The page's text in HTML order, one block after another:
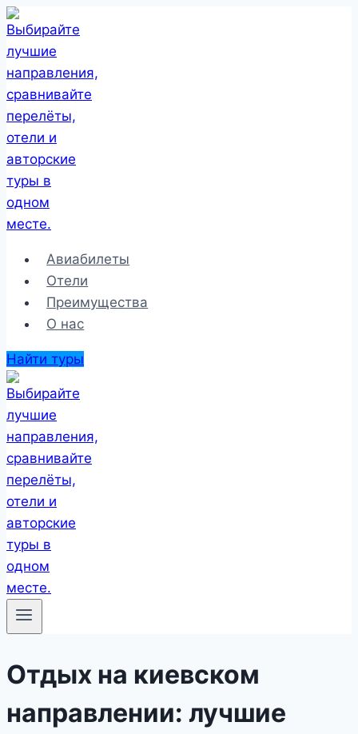
Перейти
к
содержимому
Авиабилеты
Отели
Преимущества
О нас
Найти туры
Отдых на киевском
направлении: лучшие